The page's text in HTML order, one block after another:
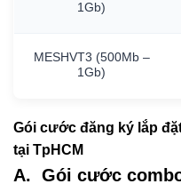
1Gb)
MESHVT3 (500Mb –
1Gb)
Gói cước đăng ký lắp
tại TpHCM
A. Gói cước